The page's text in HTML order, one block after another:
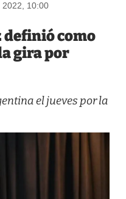
2022, 10:00
definió como
gira por
el jueves por la